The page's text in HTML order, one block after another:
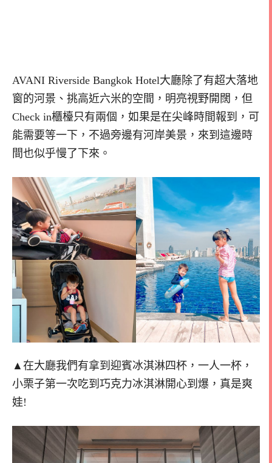
AVANI Riverside Bangkok Hotel大廳除了有超大落地
窗的河景、挑高近六米的空間，明亮視野開闊，但
Check in櫃檯只有兩個，如果是在尖峰時間報到，可
能需要等一下，不過旁邊有河岸美景，來到這邊時
間也似乎慢了下來。
▲在大廳我們有拿到迎賓冰淇淋四杯，一人一杯，
小栗子第一次吃到巧克力冰淇淋開心到爆，真是爽
娃!